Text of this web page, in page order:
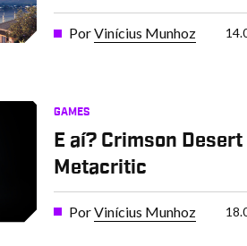
PorVinícius Munhoz
GAMES
E aí? Crimson
Metacritic
PorVinícius Munhoz